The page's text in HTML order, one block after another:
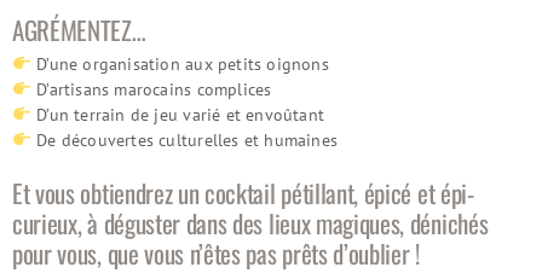
AGRÉMENTEZ…
D’une organisation aux petits oignons
D’artisans marocains complices
D’un terrain de jeu varié et envoûtant
De découvertes culturelles et humaines
Et vous obtiendrez un cocktail pétillant, épicé et épi-
curieux, à déguster dans des lieux magiques, dénichés
pour vous, que vous n’êtes pas prêts d’oublier !